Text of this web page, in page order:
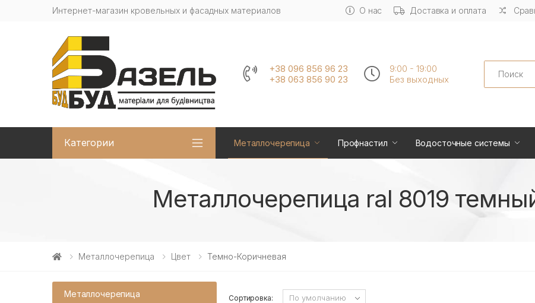
Интернет-магазин кровельных и фасадных материалов О нас Доставка и оплата
+38 096 856 96 23
+38 063 856 90 23
9:00 - 19:00
Без выходных
Search
Категории Металлочерепица Профнастил Водосточные системы
Металлочерепица ral 8019
Металлочерепица Цвет Темно-Коричневая
Металлочерепица Сортировка: